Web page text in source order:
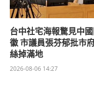
台中社宅海報驚見中國
徽 市議員張芬郁批市
絲掉滿地
2026-08-06 14:27